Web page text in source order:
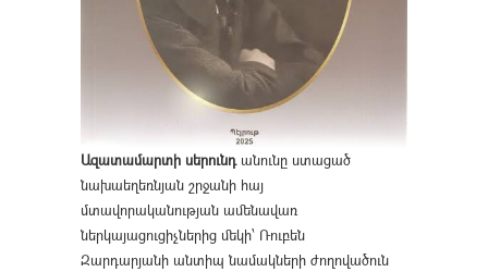
Ազատամարտի սերունդանունը ստացած
նախաեղեռնյան շրջանի հայ
մտավորականության ամենավառ
ներկայացուցիչներից մեկի՝ Ռուբեն
Զարդարյանի անտիպ նամակների ժողովածուն